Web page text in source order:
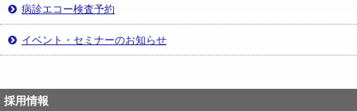
病診エコー検査予約
イベント・セミナーのお知らせ
採用情報